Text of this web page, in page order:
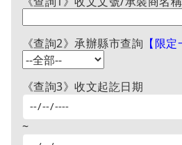
《查詢2》承辦縣市查詢 【限定
《查詢3》收文起訖日期
~